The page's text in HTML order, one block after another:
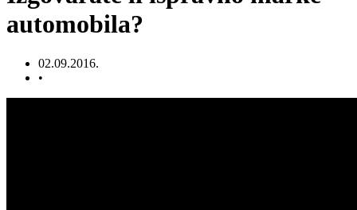
automobila?
02.09.2016.
•